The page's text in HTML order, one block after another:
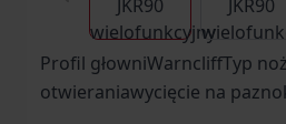
Profil głowniWarncliffTyp
otwieraniawycięcie na